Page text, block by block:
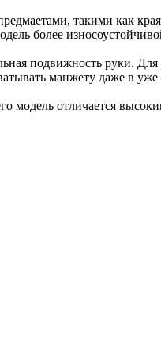
такими как
более
подвижность руки.
манжету даже в уже
модель отличается